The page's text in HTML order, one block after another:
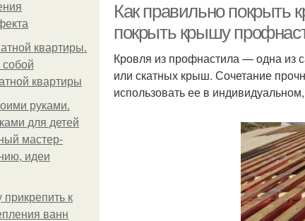
квартиры.
собой
квартиры
руками.
для детей
мастер-
идеи
прикрепить к
ванн
Как правильно покрыть
покрыть крышу
Кровля из профнастила — одна из
или скатных крыш. Сочетание
использовать ее в